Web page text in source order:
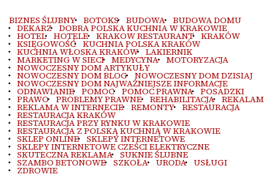
BIZNES ŚLUBNY BOTOKS BUDOWA BUDOWA DOMU
DEKARZ DOBRA POLSKA KUCHNIA W KRAKOWIE
HOTEL HOTELE KRAKOW RESTAURANT KRAKÓW
KSIĘGOWOŚĆ KUCHNIA POLSKA KRAKÓW
KUCHNIA WŁOSKA KRAKÓW LAKIERNIK
MARKETING W SIECI MEDYCYNA MOTORYZACJA
NOWOCZESNY DOM ARTYKUŁY
NOWOCZESNY DOM BLOG NOWOCZESNY DOM DZISIAJ
NOWOCZESNY DOM NAJWAŻNIEJSZE INFORMACJE
ODNAWIANIE POMOC POMOC PRAWNA POSADZKI
PRAWO PROBLEMY PRAWNE REHABILITACJA REKALAM
REKLAMA W INTERNECIE REMONTY RESTAURACJA
RESTAURACJA KRAKÓW
RESTAURACJA PRZY RYNKU W KRAKOWIE
RESTAURACJA Z POLSKĄ KUCHNIĄ W KRAKOWIE
SKLEP ONLINE SKLEPY INTERNETOWE
SKLEPY INTERNETOWE CZEŚCI ELEKTRYCZNE
SKUTECZNA REKLAMA SUKNIE ŚLUBNE
SZAMBO BETONOWE SZKOŁA URODA USŁUGI
ZDROWIE